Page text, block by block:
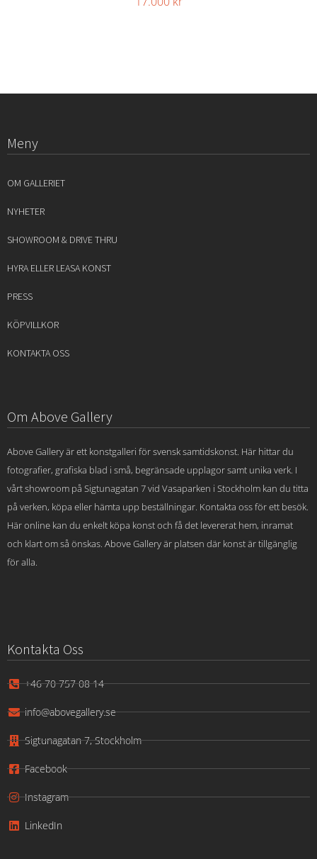
Meny
OM GALLERIET
NYHETER
SHOWROOM & DRIVE THRU
HYRA ELLER LEASA KONST
PRESS
KÖPVILLKOR
KONTAKTA OSS
Om Above Gallery
Above Gallery är ett konstgalleri för svensk samtidskonst. Här hittar du
fotografier, grafiska blad i små, begränsade upplagor samt unika verk. I
vårt showroom på Sigtunagatan 7 vid Vasaparken i Stockholm kan du titta
på verken, köpa eller hämta upp beställningar. Kontakta oss för ett besök.
Här online kan du enkelt köpa konst och få det levererat hem, inramat
och klart om så önskas. Above Gallery är platsen där konst är tillgänglig
för alla.
Kontakta Oss
+46 70 757 08 14
info@abovegallery.se
Sigtunagatan 7, Stockholm
Facebook
Instagram
LinkedIn